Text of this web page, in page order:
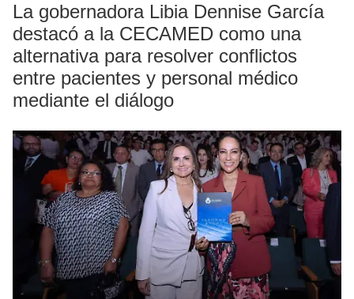
La gobernadora Libia Dennise García
destacó a la CECAMED como una
alternativa para resolver conflictos
entre pacientes y personal médico
mediante el diálogo